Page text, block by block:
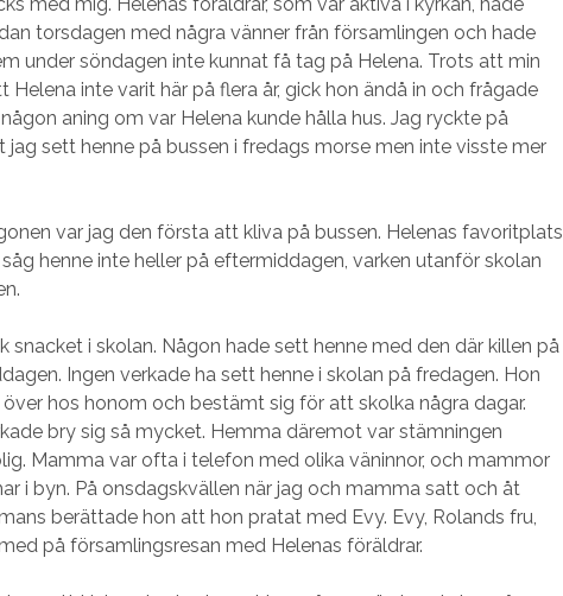
torsdagen med några vänner från församlingen och hade
under söndagen inte kunnat få tag på Helena. Trots att min
Helena inte varit här på flera år, gick hon ändå in och frågade
aning om var Helena kunde hålla hus. Jag ryckte på
jag sett henne på bussen i fredags morse men inte visste mer
var jag den första att kliva på bussen. Helenas favoritplats
henne inte heller på eftermiddagen, varken utanför skolan
snacket i skolan. Någon hade sett henne med den där killen på
Ingen verkade ha sett henne i skolan på fredagen. Hon
hos honom och bestämt sig för att skolka några dagar.
bry sig så mycket. Hemma däremot var stämningen
Mamma var ofta i telefon med olika väninnor, och mammor
i byn. På onsdagskvällen när jag och mamma satt och åt
berättade hon att hon pratat med Evy. Evy, Rolands fru,
på församlingsresan med Helenas föräldrar.